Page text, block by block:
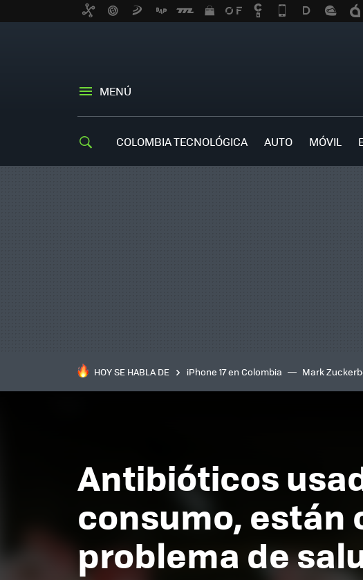
MENÚ
COLOMBIA TECNOLÓGICA AUTO MÓVIL
HOY SE HABLA DE iPhone 17 en Colombia Mark
inteligente
IA TCL C8K
Antibióticos
consumo, están
problema de